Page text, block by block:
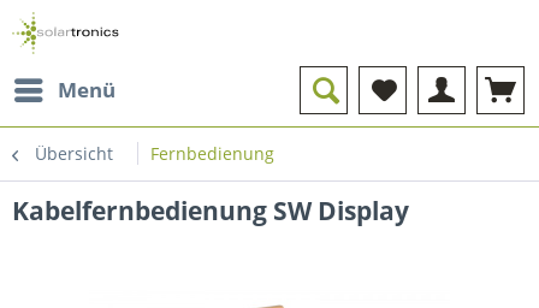
Menü
Übersicht Fernbedienung
Kabelfernbedienung SW Display